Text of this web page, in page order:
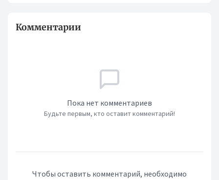
Комментарии
Пока нет комментариев
Будьте первым, кто оставит комментарий!
Чтобы оставить комментарий, необходимо